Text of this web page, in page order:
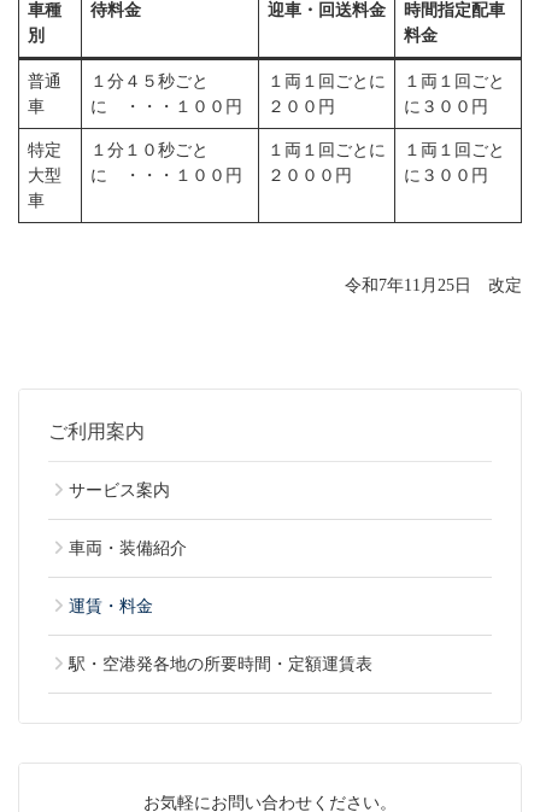
車種
別
待料金 迎車・回送料金
時間指定配車
料金
普通
車
１分４５秒ごと
に ・・・１００円
１両１回ごとに
２００円
１両１回ごと
に３００円
特定
大型
車
１分１０秒ごと
に ・・・１００円
１両１回ごとに
２０００円
１両１回ごと
に３００円
令和7年11月25日 改定
ご利用案内
サービス案内
車両・装備紹介
運賃・料金
駅・空港発各地の所要時間・定額運賃表
お気軽にお問い合わせください。